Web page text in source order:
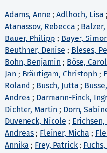
Adams, Anne ; Adlhoch, Lisa ;
Atanassov, Rebecca ;
Bauer, Philipp ; Bayer, Simon
Beuthner, Denise ; Bleses,
Bohn, Benjamin ; Böse,
Jan ; Bräutigam, Christoph ;
Roland ; Busch, Jutta ;
Andrea ; Darmann-Finck,
Dichter, Martin ; Dorn,
Duveneck, Nicole ; Erichsen,
Andreas ; Fleiner, Micha ;
Annika ; Frey, Patrick ;